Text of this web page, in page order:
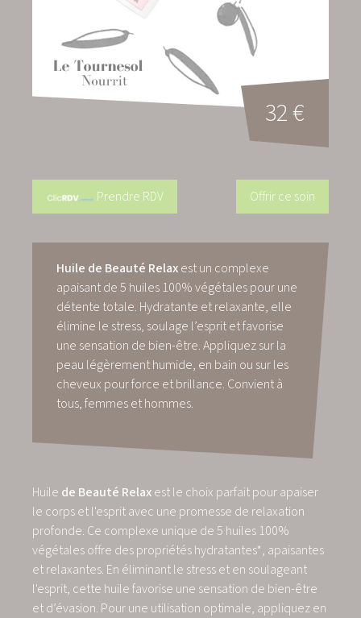
32 €
Prendre RDV Offrir ce soin
Huile de Beauté Relaxest un complexe
apaisant de 5 huiles 100% végétales pour une
détente totale. Hydratante et relaxante, elle
élimine le stress, soulage l’esprit et favorise
une sensation de bien-être. Appliquez sur la
peau légèrement humide, en bain ou sur les
cheveux pour force et brillance. Convient à
tous, femmes et hommes.
Huile de Beauté Relaxest le choix parfait pour apaiser
le corps et l'esprit avec une promesse de relaxation
profonde. Ce complexe unique de 5 huiles 100%
végétales offre des propriétés hydratantes*, apaisantes
et relaxantes. En éliminant le stress et en soulageant
l'esprit, cette huile favorise une sensation de bien-être
et d’évasion. Pour une utilisation optimale, appliquez en